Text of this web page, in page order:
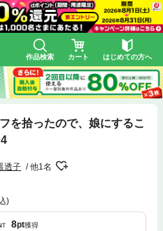
作品検索 カート はじめての方へ
を拾ったので、娘にするこ
透子 他1名
)
8pt獲得